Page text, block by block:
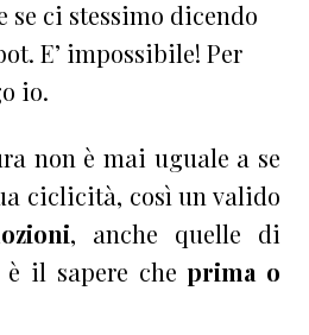
ci stessimo dicendo
E’ impossibile! Per
io.
non è mai uguale a se
ciclicità, così un valido
, anche quelle di
è il sapere cheprima o